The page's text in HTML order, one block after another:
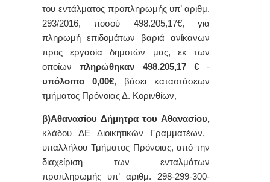
του εντάλματος προπληρωμής υπ’ αριθμ.
293/2016, ποσού 498.205,17€,για
πληρωμή επιδομάτων βαριά ανίκανων
προς εργασία δημοτών μας, εκ των
οποίωνπληρώθηκαν 498.205,17 €-
υπόλοιπο 0,00€, βάσει καταστάσεων
τμήματος Πρόνοιας Δ. Κορινθίων,
β)Αθανασίου Δήμητρα του Αθανασίου,
κλάδου ΔΕ Διοικητικών Γραμματέων,
υπαλλήλου Τμήματος Πρόνοιας, από την
διαχείριση των ενταλμάτων
προπληρωμής υπ’ αριθμ. 298-299-300-